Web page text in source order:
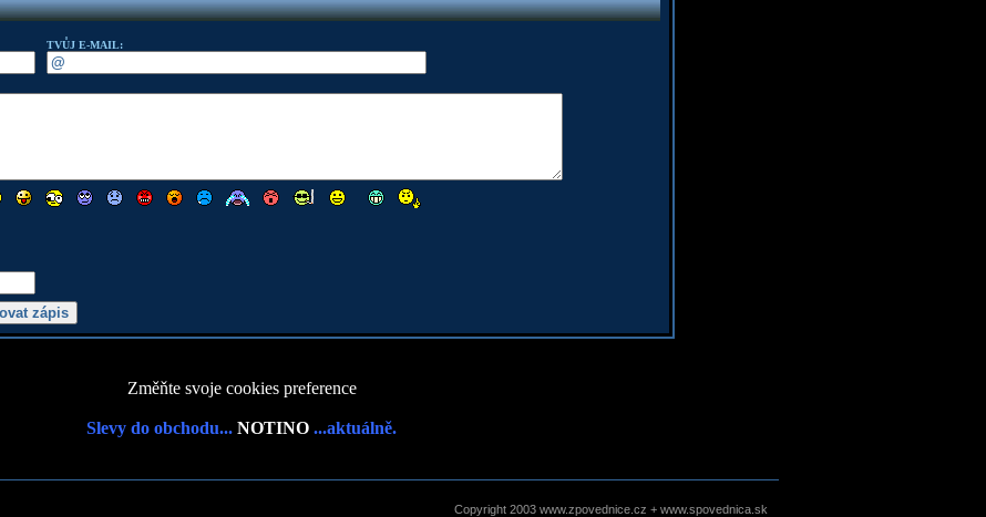
TVŮJ E-MAIL:
Změňte svoje cookies preference
Slevy do obchodu... NOTINO ...aktuálně.
Copyright 2003 www.zpovednice.cz + www.spovednica.sk